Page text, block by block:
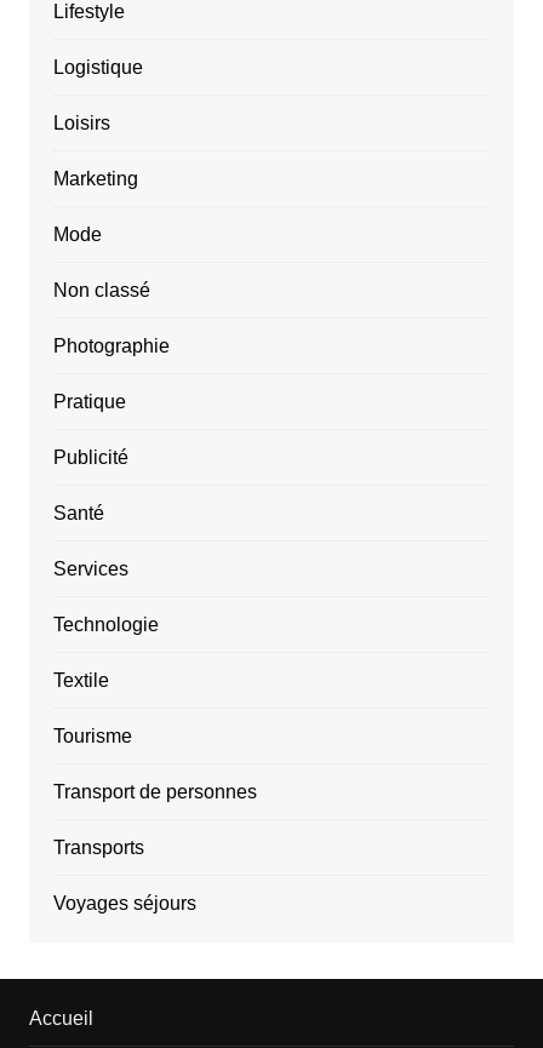
Lifestyle
Logistique
Loisirs
Marketing
Mode
Non classé
Photographie
Pratique
Publicité
Santé
Services
Technologie
Textile
Tourisme
Transport de personnes
Transports
Voyages séjours
Accueil